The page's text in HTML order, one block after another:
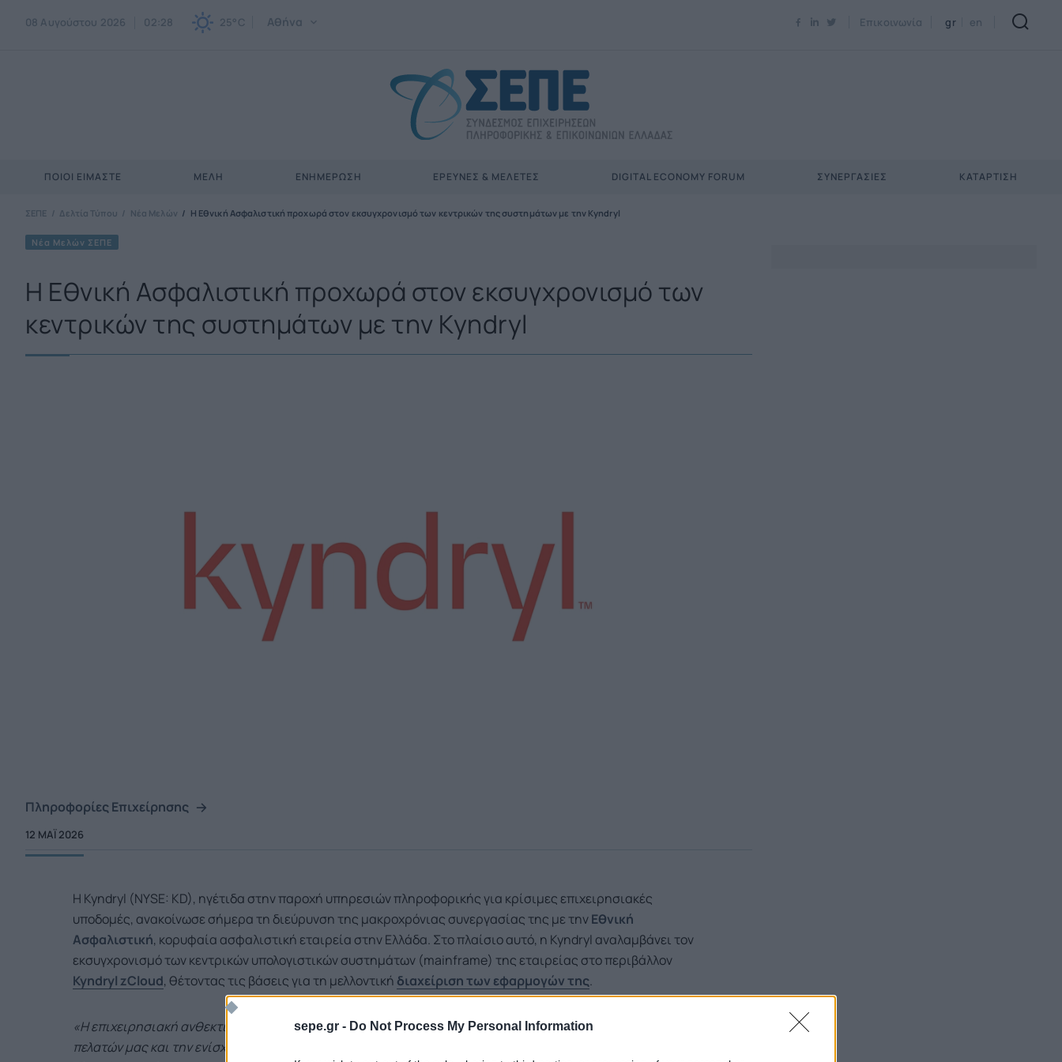
sepe.gr - Do Not Process My Personal Information
08 Αυγούστου 2026 02:28 25°C Αθήνα Επικοινωνία gr en
ΠΟΙΟΙ ΕΊΜΑΣΤΕ ΜΈΛΗ ΕΝΗΜΕΡΩΣΗ ΈΡΕΥΝΕΣ & ΜΕΛΈΤΕΣ DIGITAL ECONOMY FORUM ΣΥΝΕΡΓΑΣΊΕΣ ΚΑΤΆΡΤΙΣΗ
ΣΕΠΕ Δελτία Τύπου Νέα Μελών Η Εθνική Ασφαλιστική προχωρά στον εκσυγχρονισμό των κεντρικών της συστημάτων με την Kyndryl
Νέα Μελών ΣΕΠΕ
Η Εθνική Ασφαλιστική προχωρά στον εκσυγχρονισμό των
κεντρικών της συστημάτων με την Kyndryl
Πληροφορίες Επιχείρησης
12 ΜΑΪ́ 2026
Η Kyndryl (NYSE: KD), ηγέτιδα στην παροχή υπηρεσιών πληροφορικής για κρίσιμες επιχειρησιακές
υποδομές, ανακοίνωσε σήμερα τη διεύρυνση της μακροχρόνιας συνεργασίας της με τηνΕθνική
Ασφαλιστική, κορυφαία ασφαλιστική εταιρεία στην Ελλάδα. Στο πλαίσιο αυτό, η Kyndryl αναλαμβάνει τον
εκσυγχρονισμό των κεντρικών υπολογιστικών συστημάτων (mainframe) της εταιρείας στο περιβάλλον
Kyndryl zCloud, θέτοντας τις βάσεις για τη μελλοντική διαχείριση των εφαρμογών της.
«Η επιχειρησιακή ανθεκτικότητα αποτελεί θεμελιώδη παράγοντα για τη διατήρηση της εμπιστοσύνης των
πελατών μας και την ενίσχυση της αξιοπιστίας των υπηρεσιών μας»
Newsletter Email*